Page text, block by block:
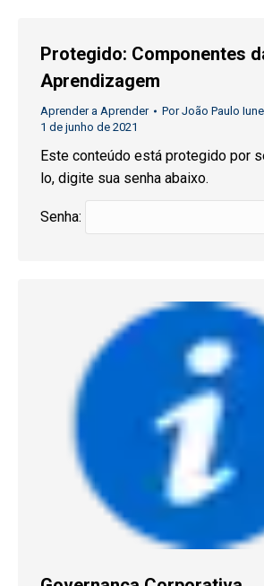
Protegido: Componentes
Aprendizagem
Aprender a Aprender PorJoão Paulo
1 de junho de 2021
Este conteúdo está protegido por
lo, digite sua senha abaixo.
Senha: